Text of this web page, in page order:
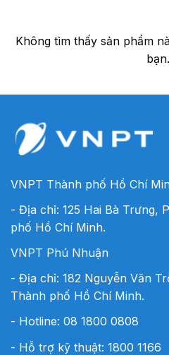
Không tìm thấy sản phẩm
bạn.
VNPT Thành phố Hồ Chí
- Địa chỉ: 125 Hai Bà Trưng,
phố Hồ Chí Minh.
VNPT Phú Nhuận
- Địa chỉ: 182 Nguyễn Văn
Thành phố Hồ Chí Minh.
- Hotline: 08 1800 0808
- Hỗ trợ kỹ thuật: 1800 1166